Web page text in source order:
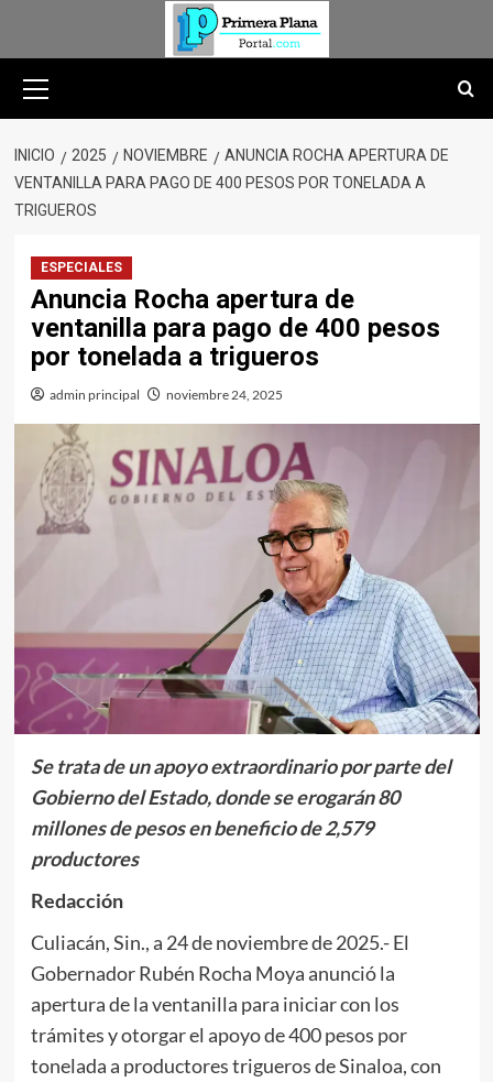
primario
INICIO 2025 NOVIEMBRE
ANUNCIA ROCHA APERTURA DE
VENTANILLA PARA PAGO DE 400 PESOS POR TONELADA A
TRIGUEROS
ESPECIALES
Anuncia Rocha apertura de
ventanilla para pago de 400 pesos
por tonelada a trigueros
admin principal noviembre 24, 2025
Se trata de un apoyo extraordinario por parte del
Gobierno del Estado, donde se erogarán 80
millones de pesos en beneficio de 2,579
productores
Redacción
Culiacán, Sin., a 24 de noviembre de 2025.- El
Gobernador Rubén Rocha Moya anunció la
apertura de la ventanilla para iniciar con los
trámites y otorgar el apoyo de 400 pesos por
tonelada a productores trigueros de Sinaloa, con